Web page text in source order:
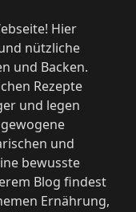
Hier
nützliche
und Backen.
Rezepte
und legen
und
bewusste
Blog findest
Ernährung,